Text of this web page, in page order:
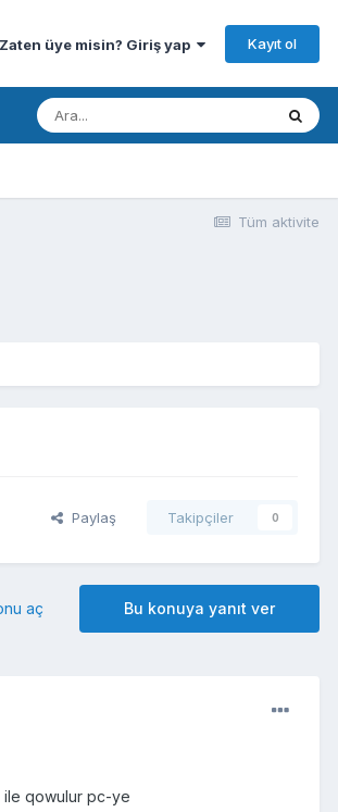
Zaten üye misin? Giriş yap Kayıt ol
Tüm aktivite
Paylaş Takipçiler 0
Bu konuya yanıt ver
aç
ile qowulur pc-ye